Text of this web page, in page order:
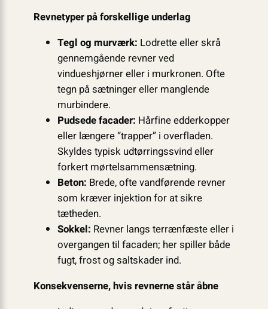
Revnetyper på forskellige underlag
Tegl og murværk: Lodrette eller skrå
gennemgående revner ved
vindueshjørner eller i murkronen. Ofte
tegn på sætninger eller manglende
murbindere.
Pudsede facader: Hårfine edderkopper
eller længere “trapper” i overfladen.
Skyldes typisk udtørringssvind eller
forkert mørtelsammensætning.
Beton: Brede, ofte vandførende revner
som kræver injektion for at sikre
tætheden.
Sokkel: Revner langs terrænfæste eller i
overgangen til facaden; her spiller både
fugt, frost og saltskader ind.
Konsekvenserne, hvis revnerne står åbne